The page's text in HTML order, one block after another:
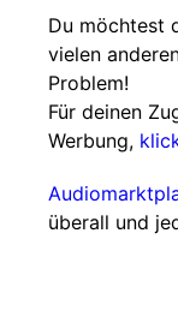
Du möchtest
vielen
Problem!
Für deinen
Werbung,
überall und